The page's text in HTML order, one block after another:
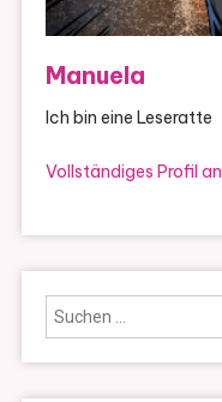
Manuela
Ich bin eine Leseratte
Vollständiges Profil